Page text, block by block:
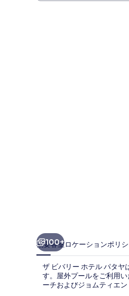
ギ
ャ
ラ
リ
100+
概要客室ロケーションポリ
ザ ビバリー ホテル パタヤ
す。屋外プールをご利用
ーチおよびジョムティエン